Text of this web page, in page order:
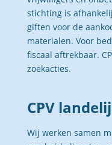
stichting is
giften voor de
materialen. Voor
fiscaal aftrekbaar.
zoekacties.
CPV
Wij werken samen